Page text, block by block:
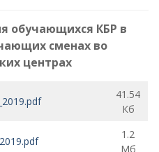
обучающихся КБР в
сменах во
центрах
41.54
Кб
1.2
Мб